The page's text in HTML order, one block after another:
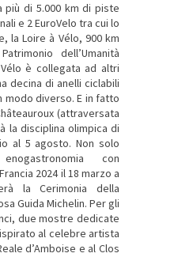
più di 5.000 km di piste
e 2 EuroVelo tra cui lo
la Loire à Vélo, 900 km
dell’Umanità
Vélo è collegata ad altri
decina di anelli ciclabili
diverso. E in fatto
(attraversata
la disciplina olimpica di
al 5 agosto. Non solo
con
2024 il 18 marzo a
la Cerimonia della
Guida Michelin. Per gli
due mostre dedicate
al celebre artista
d’Amboise e al Clos